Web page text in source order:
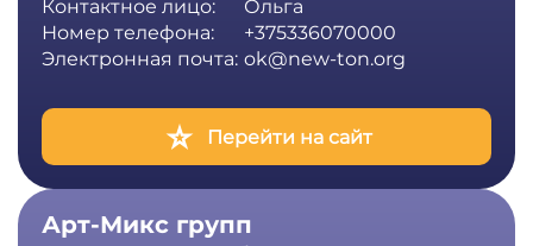
Контактное лицо:
Ольга
Номер телефона:
+375336070000
Электронная почта: ok@new-ton.org
Перейти на сайт
Арт-Микс групп